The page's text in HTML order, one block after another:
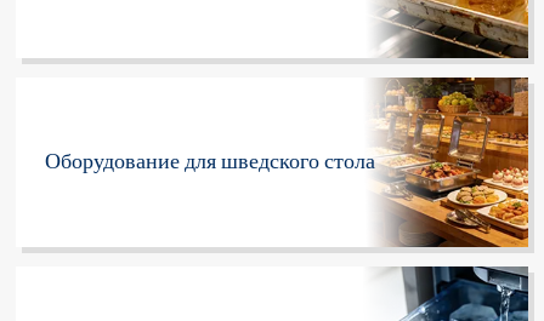
Оборудование для шведского стола